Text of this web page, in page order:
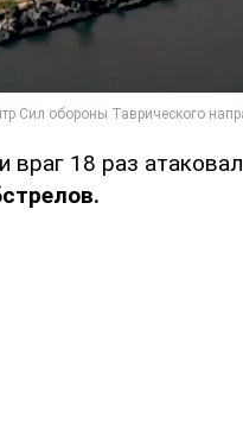
враг 18 раз атаковал